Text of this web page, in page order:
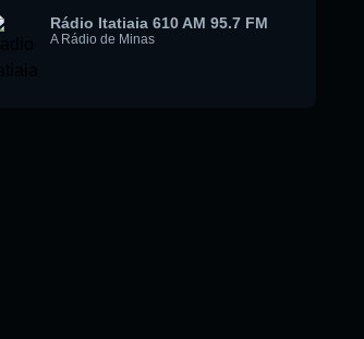
Rádio Itatiaia 610 AM 95.7 FM
A Rádio de Minas